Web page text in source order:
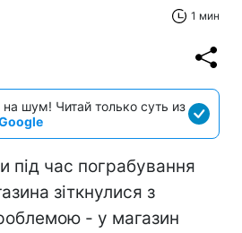
1 мин
шум! Читай только суть из
під час пограбування
зіткнулися з
- у магазин